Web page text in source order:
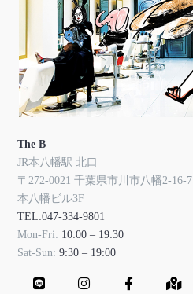
The B
JR本八幡駅 北口
〒272-0021 千葉県市川市八幡2-16-7
本八幡ビル3F
TEL:047-334-9801
Mon-Fri: 10:00 – 19:30
Sat-Sun:9:30 – 19:00